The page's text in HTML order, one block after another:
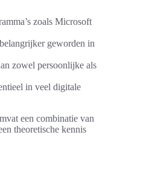
zoals Microsoft
geworden in
zowel persoonlijke als
in veel digitale
een combinatie van
theoretische kennis